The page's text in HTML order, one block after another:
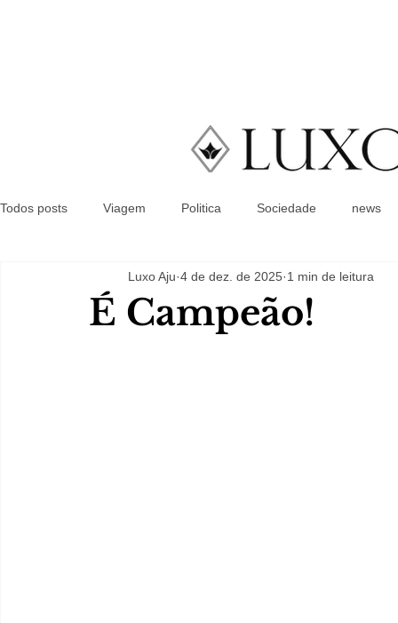
Todos posts Viagem Politica Sociedade news
É Campeão!
Luxo Aju 4 de dez. de 2025 1 min de leitura